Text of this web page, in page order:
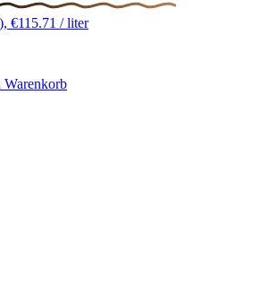
€115.71 / liter
Warenkorb